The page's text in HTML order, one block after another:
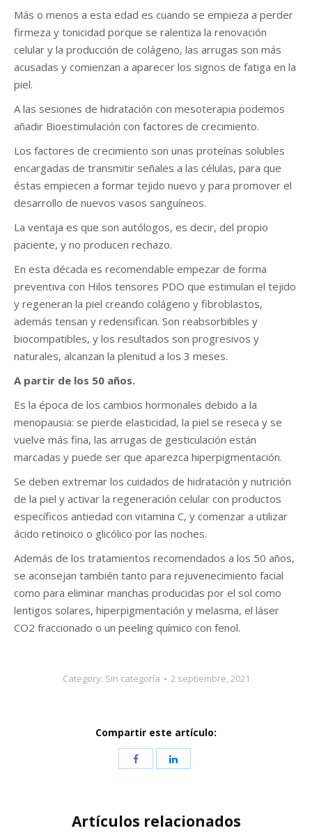
Más o menos a esta edad es cuando se empieza a perder
firmeza y tonicidad porque se ralentiza la renovación
celular y la producción de colágeno, las arrugas son más
acusadas y comienzan a aparecer los signos de fatiga en la
piel.
A las sesiones de hidratación con mesoterapia podemos
añadir Bioestimulación con factores de crecimiento.
Los factores de crecimiento son unas proteínas solubles
encargadas de transmitir señales a las células, para que
éstas empiecen a formar tejido nuevo y para promover el
desarrollo de nuevos vasos sanguíneos.
La ventaja es que son autólogos, es decir, del propio
paciente, y no producen rechazo.
En esta década es recomendable empezar de forma
preventiva con Hilos tensores PDO que estimulan el tejido
y regeneran la piel creando colágeno y fibroblastos,
además tensan y redensifican. Son reabsorbibles y
biocompatibles, y los resultados son progresivos y
naturales, alcanzan la plenitud a los 3 meses.
A partir de los 50 años.
Es la época de los cambios hormonales debido a la
menopausia: se pierde elasticidad, la piel se reseca y se
vuelve más fina, las arrugas de gesticulación están
marcadas y puede ser que aparezca hiperpigmentación.
Se deben extremar los cuidados de hidratación y nutrición
de la piel y activar la regeneración celular con productos
específicos antiedad con vitamina C, y comenzar a utilizar
ácido retinoico o glicólico por las noches.
Además de los tratamientos recomendados a los 50 años,
se aconsejan también tanto para rejuvenecimiento facial
como para eliminar manchas producidas por el sol como
lentigos solares, hiperpigmentación y melasma, el láser
CO2 fraccionado o un peeling químico con fenol.
Category: Sin categoría 2 septiembre, 2021
Compartir este artículo:
Artículos relacionados